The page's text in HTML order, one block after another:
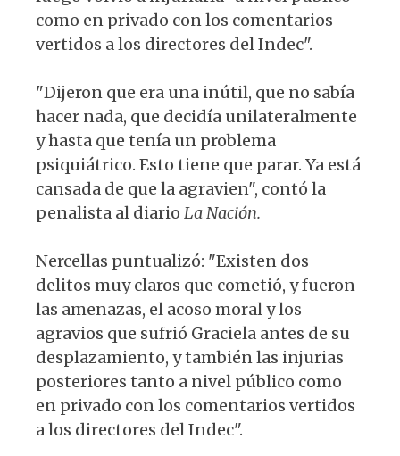
como en privado con los comentarios
vertidos a los directores del Indec".
"Dijeron que era una inútil, que no sabía
hacer nada, que decidía unilateralmente
y hasta que tenía un problema
psiquiátrico. Esto tiene que parar. Ya está
cansada de que la agravien", contó la
penalista al diario La Nación.
Nercellas puntualizó: "Existen dos
delitos muy claros que cometió, y fueron
las amenazas, el acoso moral y los
agravios que sufrió Graciela antes de su
desplazamiento, y también las injurias
posteriores tanto a nivel público como
en privado con los comentarios vertidos
a los directores del Indec".